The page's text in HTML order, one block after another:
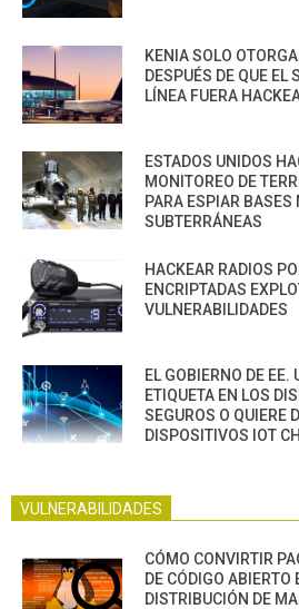
KENIA SOLO
DESPUÉS DE QUE EL
LÍNEA FUERA
ESTADOS UNIDOS
MONITOREO DE
PARA ESPIAR BASES
SUBTERRÁNEAS
HACKEAR RADIOS
ENCRIPTADAS
VULNERABILIDADES
EL GOBIERNO DE EE.
ETIQUETA EN LOS
SEGUROS O QUIERE
DISPOSITIVOS IOT
VULNERABILIDADES
CÓMO CONVIRTIR
DE CÓDIGO
DISTRIBUCIÓN DE